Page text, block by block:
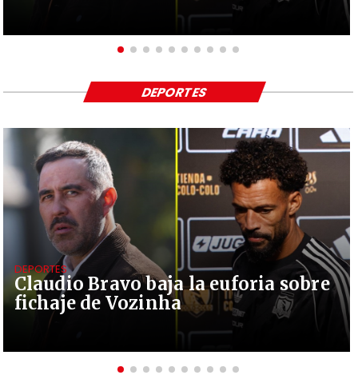
Claudio Bravo baja la euforia sobre
fichaje de Vozinha
DEPORTES
DEPORTES